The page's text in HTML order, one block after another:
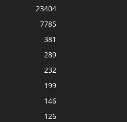
23404
7785
381
289
232
199
146
126